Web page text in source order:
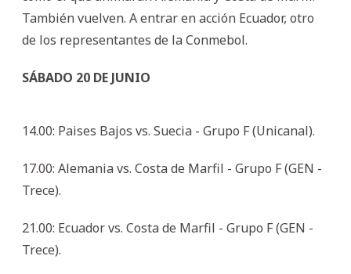
También vuelven. A entrar en acción Ecuador, otro
de los representantes de la Conmebol.
SÁBADO 20 DE JUNIO
14.00: Paises Bajos vs. Suecia - Grupo F (Unicanal).
17.00: Alemania vs. Costa de Marfil - Grupo F (GEN -
Trece).
21.00: Ecuador vs. Costa de Marfil - Grupo F (GEN -
Trece).